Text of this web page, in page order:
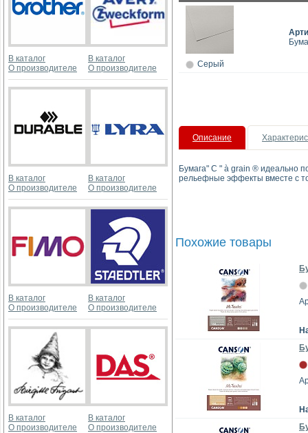
В каталог
О производителе
В каталог
О производителе
В каталог
О производителе
В каталог
О производителе
В каталог
О производителе
В каталог
О производителе
В каталог
О производителе
В каталог
О производителе
Серый
Описание
Бумага" C " à grain ® идеально
рельефные эффекты вместе с
Похожие товары